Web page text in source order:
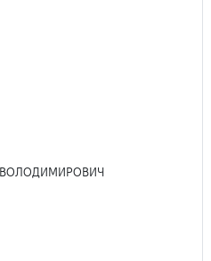
ВОЛОДИМИРОВИЧ